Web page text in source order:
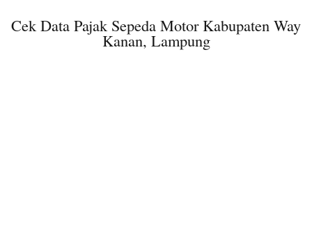
Cek Data Pajak Sepeda Motor Kabupaten Way
Kanan, Lampung